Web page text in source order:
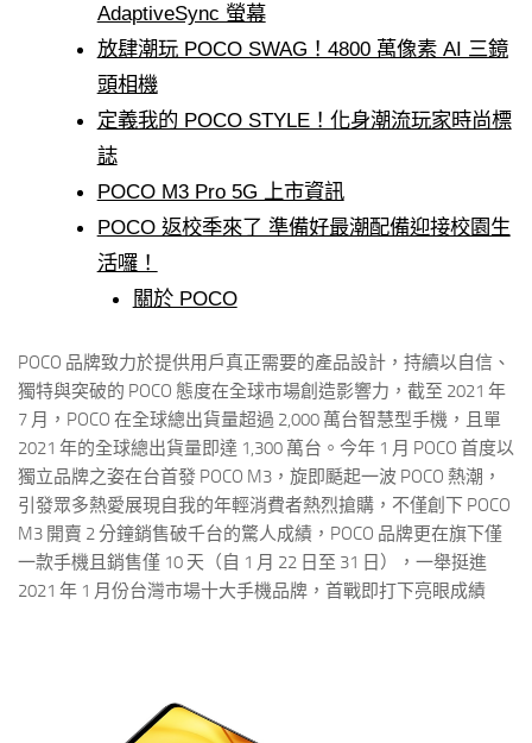
AdaptiveSync 螢幕
放肆潮玩 POCO SWAG！4800 萬像素 AI 三鏡
頭相機
定義我的 POCO STYLE！化身潮流玩家時尚標
誌
POCO M3 Pro 5G 上市資訊
POCO 返校季來了 準備好最潮配備迎接校園生
活囉！
關於 POCO
POCO 品牌致力於提供用戶真正需要的產品設計，持續以自信、
獨特與突破的 POCO 態度在全球市場創造影響力，截至 2021 年
7 月，POCO 在全球總出貨量超過 2,000 萬台智慧型手機，且單
2021 年的全球總出貨量即達 1,300 萬台。今年 1 月 POCO 首度以
獨立品牌之姿在台首發 POCO M3，旋即颳起一波 POCO 熱潮，
引發眾多熱愛展現自我的年輕消費者熱烈搶購，不僅創下 POCO
M3 開賣 2 分鐘銷售破千台的驚人成績，POCO 品牌更在旗下僅
一款手機且銷售僅 10 天（自 1 月 22 日至 31 日），一舉挺進
2021 年 1 月份台灣市場十大手機品牌，首戰即打下亮眼成績